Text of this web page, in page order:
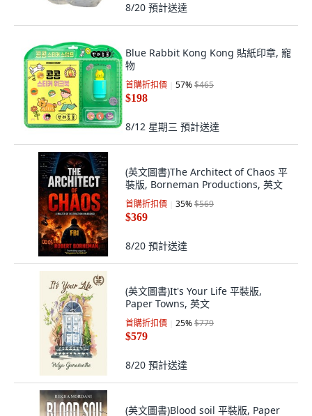
8/20 預計送達
Blue Rabbit Kong Kong 貼紙印章, 寵
物
首購折扣價 57%$465
$198
8/12 星期三 預計送達
(英文圖書)The Architect of Chaos 平
裝版, Borneman Productions, 英文
首購折扣價 35%$569
$369
8/20 預計送達
(英文圖書)It's Your Life 平裝版,
Paper Towns, 英文
首購折扣價 25%$779
$579
8/20 預計送達
(英文圖書)Blood soil 平裝版, Paper